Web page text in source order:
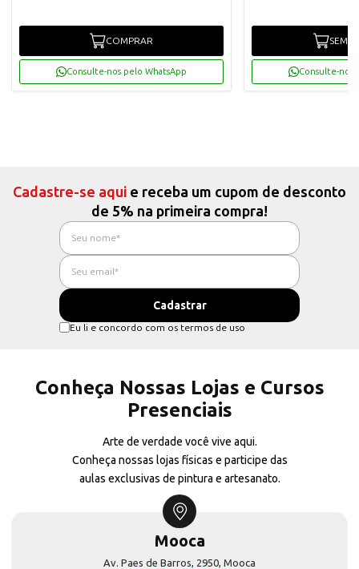
COMPRAR
Consulte-nos pelo WhatsApp
SEM
Consulte-nos
Cadastre-se aqui e receba um cupom de desconto
de 5% na primeira compra!
Eu li e concordo com os termos de uso
Conheça Nossas Lojas e Cursos
Presenciais
Arte de verdade você vive aqui.
Conheça nossas lojas físicas e participe das
aulas exclusivas de pintura e artesanato.
Mooca
Av. Paes de Barros, 2950, Mooca